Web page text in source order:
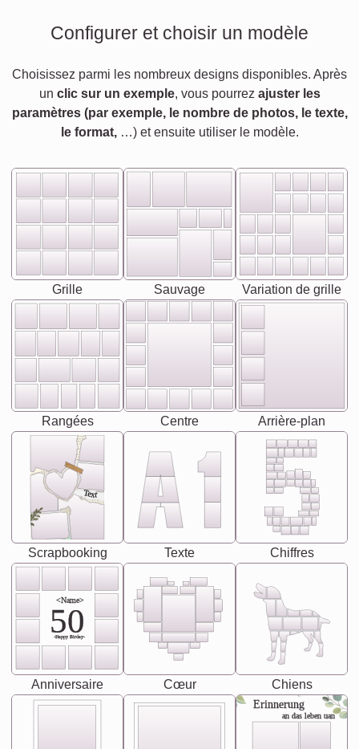
Configurer et choisir un modèle
Choisissez parmi les nombreux designs disponibles. Après
un clic sur un exemple, vous pourrez ajuster les
paramètres (par exemple, le nombre de photos, le texte,
le format,…) et ensuite utiliser le modèle.
Grille Sauvage Variation de grille
Rangées Centre Arrière-plan
Text
Scrapbooking Texte Chiffres
<Name>
50
-Happy Birday-
Anniversaire Cœur Chiens
Erinnerung
an das leben uan